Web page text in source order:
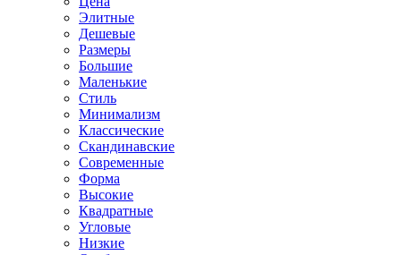
Элитные
Дешевые
Размеры
Большие
Маленькие
Стиль
Минимализм
Классические
Скандинавские
Современные
Форма
Высокие
Квадратные
Угловые
Низкие